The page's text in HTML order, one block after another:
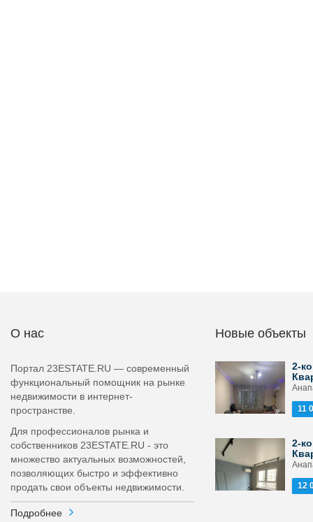
О нас
Портал 23ESTATE.RU — современный
функциональный помощник на рынке
недвижимости в интернет-
пространстве.
Для профессионалов рынка и
собственников 23ESTATE.RU - это
множество актуальных возможностей,
позволяющих быстро и эффективно
продать свои объекты недвижимости.
Подробнее
Новые объекты
2-
11
2-
12